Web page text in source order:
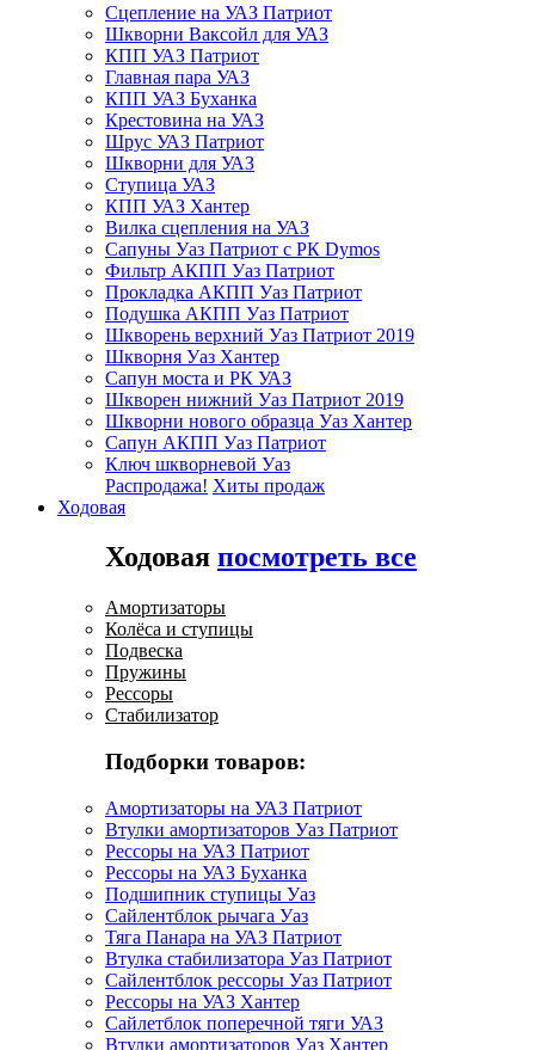
Сцепление на УАЗ Патриот
Шкворни Ваксойл для УАЗ
КПП УАЗ Патриот
Главная пара УАЗ
КПП УАЗ Буханка
Крестовина на УАЗ
Шрус УАЗ Патриот
Шкворни для УАЗ
Ступица УАЗ
КПП УАЗ Хантер
Вилка сцепления на УАЗ
Сапуны Уаз Патриот с РК Dymos
Фильтр АКПП Уаз Патриот
Прокладка АКПП Уаз Патриот
Подушка АКПП Уаз Патриот
Шкворень верхний Уаз Патриот 2019
Шкворня Уаз Хантер
Сапун моста и РК УАЗ
Шкворен нижний Уаз Патриот 2019
Шкворни нового образца Уаз Хантер
Сапун АКПП Уаз Патриот
Ключ шкворневой Уаз
Распродажа! Хиты продаж
Ходовая
Ходовая посмотреть все
Амортизаторы
Колёса и ступицы
Подвеска
Пружины
Рессоры
Стабилизатор
Подборки товаров:
Амортизаторы на УАЗ Патриот
Втулки амортизаторов Уаз Патриот
Рессоры на УАЗ Патриот
Рессоры на УАЗ Буханка
Подшипник ступицы Уаз
Сайлентблок рычага Уаз
Тяга Панара на УАЗ Патриот
Втулка стабилизатора Уаз Патриот
Сайлентблок рессоры Уаз Патриот
Рессоры на УАЗ Хантер
Сайлетблок поперечной тяги УАЗ
Втулки амортизаторов Уаз Хантер